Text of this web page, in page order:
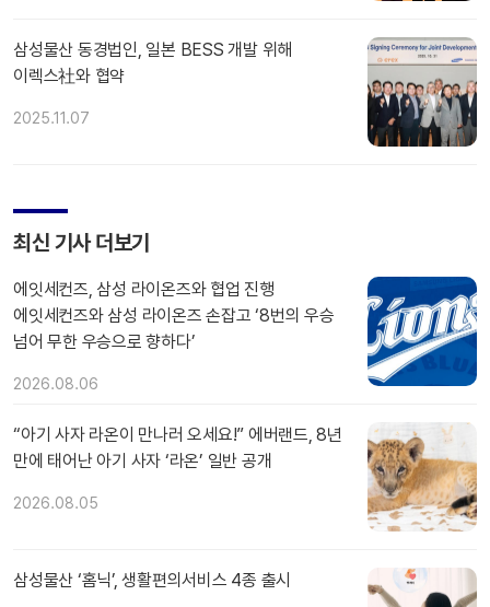
삼성물산 동경법인, 일본 BESS 개발 위해
이렉스社와 협약
2025.11.07
최신 기사 더보기
에잇세컨즈, 삼성 라이온즈와 협업 진행
에잇세컨즈와 삼성 라이온즈 손잡고 ‘8번의 우승
넘어 무한 우승으로 향하다’
2026.08.06
“아기 사자 라온이 만나러 오세요!” 에버랜드, 8년
만에 태어난 아기 사자 ‘라온’ 일반 공개
2026.08.05
삼성물산 ‘홈닉’, 생활편의서비스 4종 출시